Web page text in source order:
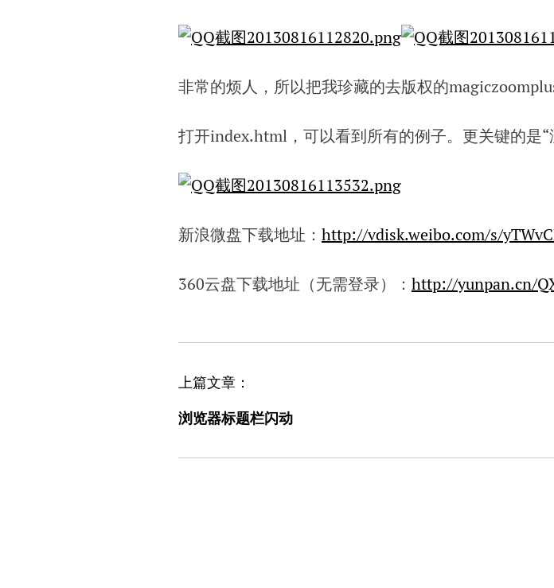
非常的烦人，所以把我珍藏的去版权的
打开index.html，可以看到所有的例子。更关键的是“
新浪微盘下载地址： http://vdisk.weibo.com/s/
360云盘下载地址（无需登录）： http://yunpan.cn/
文
导
上篇文章：
浏览器标题栏闪动